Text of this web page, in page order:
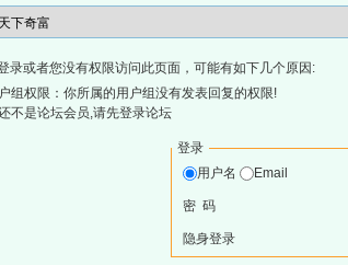
天下奇富
录或者您没有权限访问此页面，可能有如下几个原因:
组权限：你所属的用户组没有发表回复的权限!
不是论坛会员,请先登录论坛
登录
用户名
Email
密 码
隐身登录